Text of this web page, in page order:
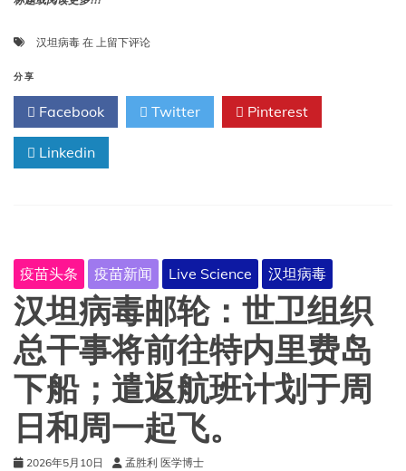
汉坦病毒 在 模
示，
随
着
带
的
啮
齿
动
物
活
动
范
围
扩
大，
汉
上留下评论
分享
Facebook Twitter Pinterest
Linkedin
疫苗头条 疫苗新闻 Live Science 汉坦病毒
汉坦病毒邮轮：世卫组织
总干事将前往特内里费岛
下船；遣返航班计划于周
日和周一起飞。
2026年5月10日 孟胜利 医学博士